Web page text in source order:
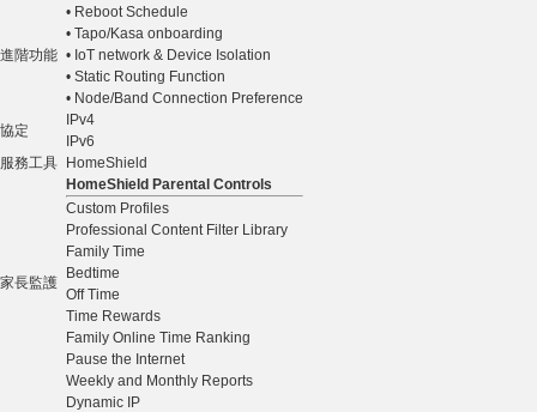
進階功能
• Reboot Schedule
• Tapo/Kasa onboarding
• IoT network & Device Isolation
• Static Routing Function
• Node/Band Connection Preference
協定
IPv4
IPv6
服務工具
HomeShield
家長監護
HomeShield Parental Controls
Custom Profiles
Professional Content Filter Library
Family Time
Bedtime
Off Time
Time Rewards
Family Online Time Ranking
Pause the Internet
Weekly and Monthly Reports
Dynamic IP